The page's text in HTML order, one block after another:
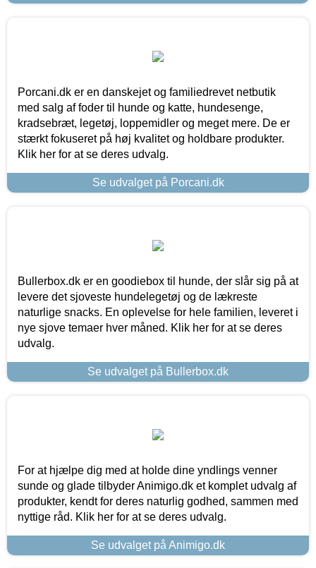
Porcani.dk er en danskejet og familiedrevet netbutik
med salg af foder til hunde og katte, hundesenge,
kradsebræt, legetøj, loppemidler og meget mere. De er
stærkt fokuseret på høj kvalitet og holdbare produkter.
Klik her for at se deres udvalg.
Se udvalget på Porcani.dk
Bullerbox.dk er en goodiebox til hunde, der slår sig på at
levere det sjoveste hundelegetøj og de lækreste
naturlige snacks. En oplevelse for hele familien, leveret i
nye sjove temaer hver måned. Klik her for at se deres
udvalg.
Se udvalget på Bullerbox.dk
For at hjælpe dig med at holde dine yndlings venner
sunde og glade tilbyder Animigo.dk et komplet udvalg af
produkter, kendt for deres naturlig godhed, sammen med
nyttige råd. Klik her for at se deres udvalg.
Se udvalget på Animigo.dk